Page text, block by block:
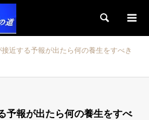
検索
近する予報が出たら何の養生をすべき
予報が出たら何の養生をすべ